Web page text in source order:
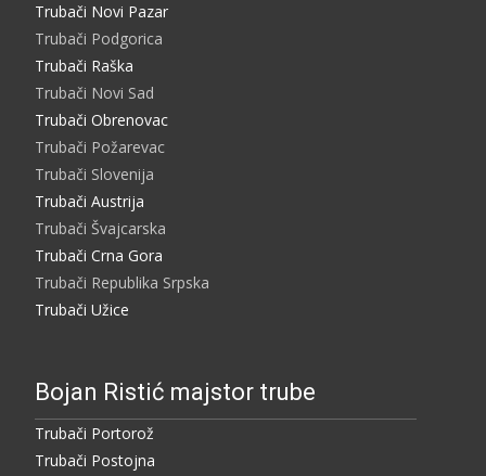
Trubači Novi Pazar
Trubači Podgorica
Trubači Raška
Trubači Novi Sad
Trubači Obrenovac
Trubači Požarevac
Trubači Slovenija
Trubači Austrija
Trubači Švajcarska
Trubači Crna Gora
Trubači Republika Srpska
Trubači Užice
Bojan Ristić majstor trube
Trubači Portorož
Trubači Postojna